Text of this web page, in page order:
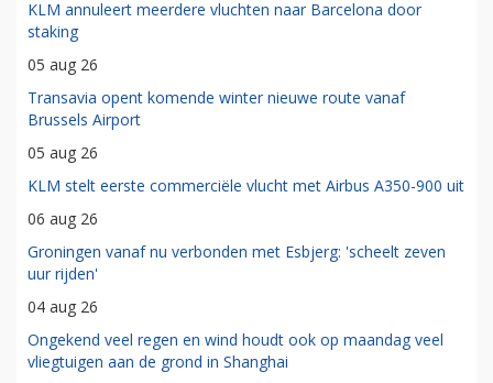
KLM annuleert meerdere vluchten naar Barcelona door
staking
05 aug 26
Transavia opent komende winter nieuwe route vanaf
Brussels Airport
05 aug 26
KLM stelt eerste commerciële vlucht met Airbus A350-900 uit
06 aug 26
Groningen vanaf nu verbonden met Esbjerg: 'scheelt zeven
uur rijden'
04 aug 26
Ongekend veel regen en wind houdt ook op maandag veel
vliegtuigen aan de grond in Shanghai